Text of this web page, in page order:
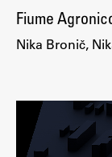
Fiume
Nika Bronič,